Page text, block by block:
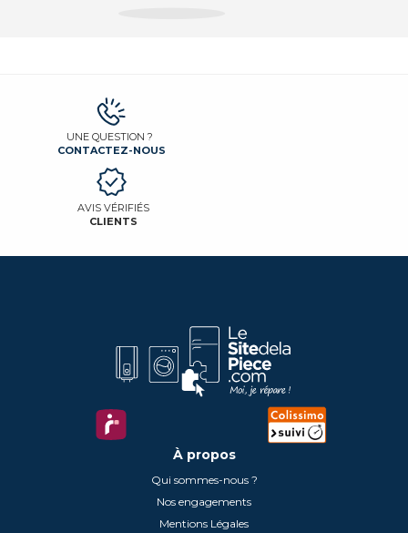
UNE QUESTION ?
CONTACTEZ-NOUS
AVIS VÉRIFIÉS
CLIENTS
À propos
Qui sommes-nous ?
Nos engagements
Mentions Légales